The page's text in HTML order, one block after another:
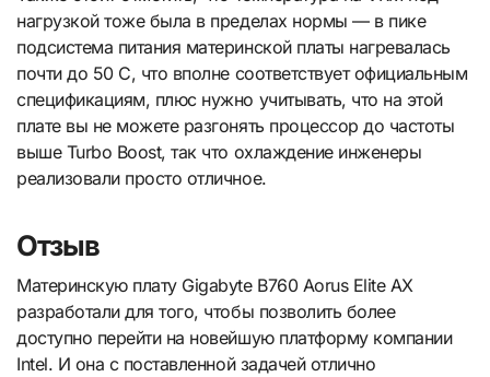
нагрузкой тоже была в пределах нормы — в пике
подсистема питания материнской платы нагревалась
почти до 50 С, что вполне соответствует официальным
спецификациям, плюс нужно учитывать, что на этой
плате вы не можете разгонять процессор до частоты
выше Turbo Boost, так что охлаждение инженеры
реализовали просто отличное.
Отзыв
Материнскую плату Gigabyte B760 Aorus Elite AX
разработали для того, чтобы позволить более
доступно перейти на новейшую платформу компании
Intel. И она с поставленной задачей отлично